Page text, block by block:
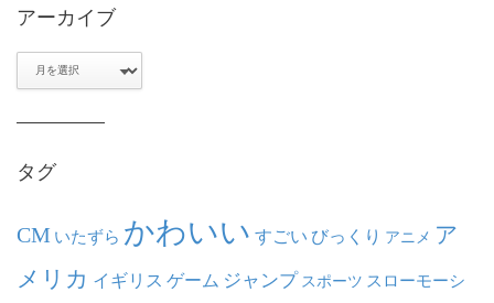
アーカイブ
タグ
CM いたずら かわいい すごい びっくり アニメ ア
メリカ イギリス ゲーム ジャンプ スポーツ スローモーシ